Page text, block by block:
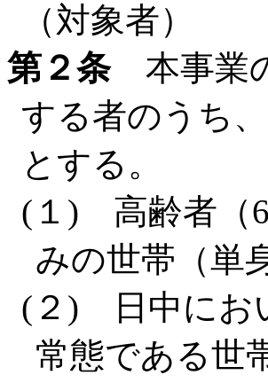
（対象者）
第２条本事業の
する者のうち
とする。
(１) 高齢者（
みの世帯（単
(２) 日中にお
常態である世